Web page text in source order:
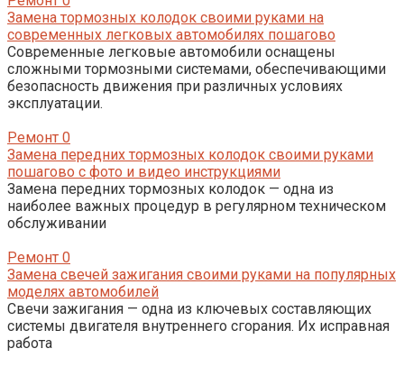
Замена тормозных колодок своими руками на
современных легковых автомобилях пошагово
Современные легковые автомобили оснащены
сложными тормозными системами, обеспечивающими
безопасность движения при различных условиях
эксплуатации.
Ремонт 0
Замена передних тормозных колодок своими руками
пошагово с фото и видео инструкциями
Замена передних тормозных колодок — одна из
наиболее важных процедур в регулярном техническом
обслуживании
Ремонт 0
Замена свечей зажигания своими руками на популярных
моделях автомобилей
Свечи зажигания — одна из ключевых составляющих
системы двигателя внутреннего сгорания. Их исправная
работа